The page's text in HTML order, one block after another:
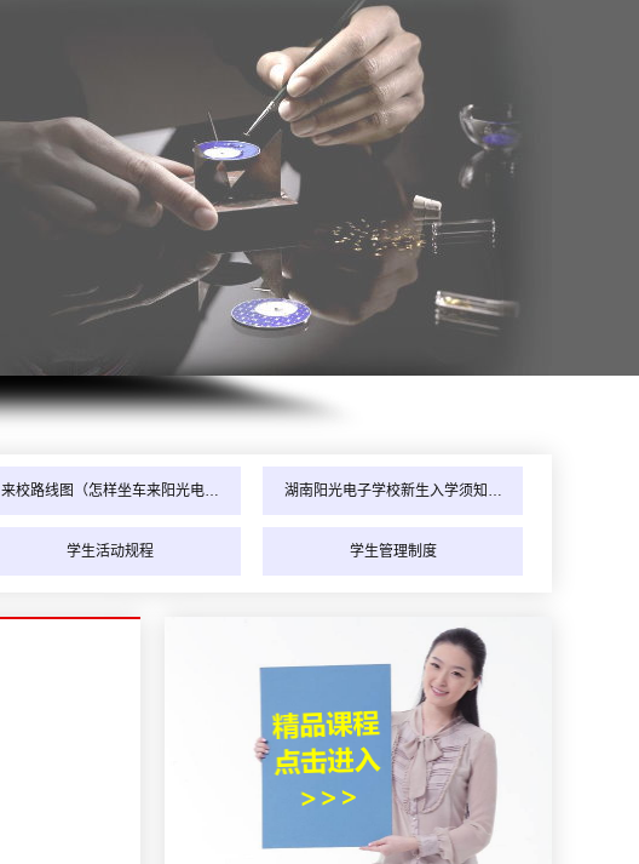
【全能家电维修班】
2026年8月_海南_周同学（136****4019）报:【空调制冷维修班】
2026年8月_陕西_杨同学（185****5040）报:【全能家电维修班】
来校路线图（怎样坐车来阳光电… 湖南阳光电子学校新生入学须知…
学生活动规程 学生管理制度